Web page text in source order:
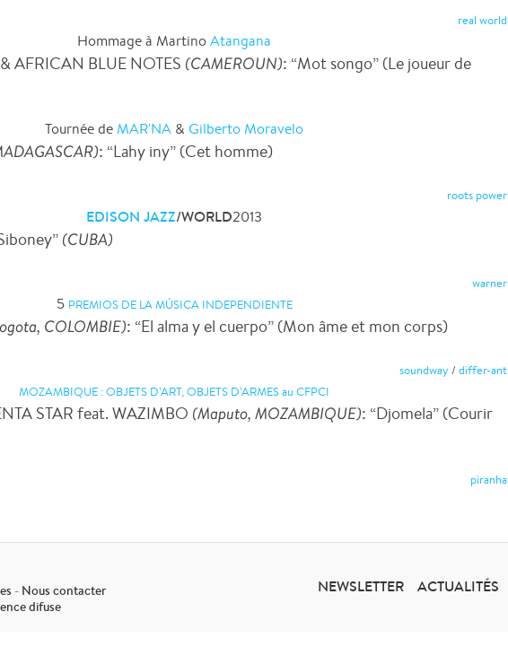
real world
Hommage à MartinoAtangana
AFRICAN BLUE NOTES (CAMEROUN): “Mot songo” (Le joueur de
Tournée deMAR'NA & Gilberto Moravelo
: “Lahy iny” (Cet homme)
roots power
EDISON JAZZ/WORLD2013
(CUBA)
warner
5 PREMIOS DE LA MÚSICA INDEPENDIENTE
COLOMBIE): “El alma y el cuerpo” (Mon âme et mon corps)
soundway / differ-ant
MOZAMBIQUE : OBJETS D’ART, OBJETS D’ARMES au CFPCI
STAR feat. WAZIMBO (Maputo, MOZAMBIQUE): “Djomela” (Courir
piranha
- Nous contacter
difuse
NEWSLETTER ACTUALITÉS